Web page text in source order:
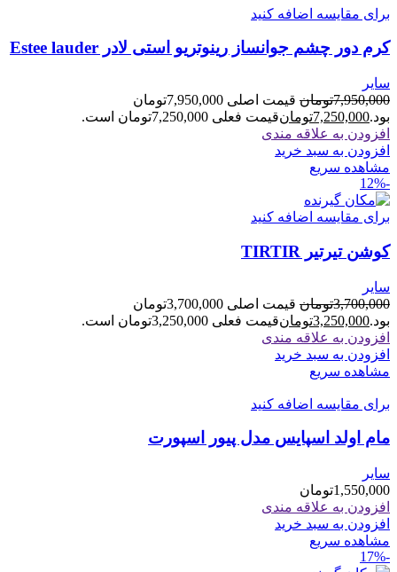
برای مقایسه اضافه کنید
کرم دور چشم جوانساز رینوتریو استی لادر Estee lauder
سایر
7,950,000تومان
قیمت اصلی 7,950,000تومان
بود.7,250,000تومانقیمت فعلی 7,250,000تومان است.
افزودن به علاقه مندی
افزودن به سبد خرید
مشاهده سریع
-12%
برای مقایسه اضافه کنید
کوشن تیرتیر TIRTIR
سایر
3,700,000تومان
قیمت اصلی 3,700,000تومان
بود.3,250,000تومانقیمت فعلی 3,250,000تومان است.
افزودن به علاقه مندی
افزودن به سبد خرید
مشاهده سریع
برای مقایسه اضافه کنید
مام اولد اسپایس مدل پیور اسپورت
سایر
1,550,000تومان
افزودن به علاقه مندی
افزودن به سبد خرید
مشاهده سریع
-17%